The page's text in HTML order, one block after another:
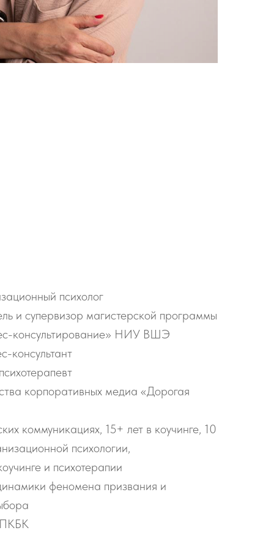
психолог
и супервизор магистерской программы
консультирование» НИУ ВШЭ
консультант
корпоративных медиа «Дорогая
коммуникациях, 15+ лет в коучинге, 10
психологии,
и психотерапии
феномена призвания и